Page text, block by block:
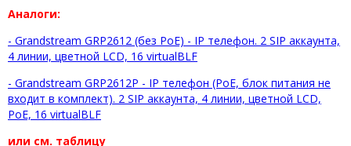
Аналоги:
- Grandstream GRP2612 (без PoE) - IP телефон. 2 SIP аккаунта,
4 линии, цветной LCD, 16 virtualBLF
- Grandstream GRP2612P - IP телефон (PoE, блок питания не
входит в комплект). 2 SIP аккаунта, 4 линии, цветной LCD,
PoE, 16 virtualBLF
или см. таблицу